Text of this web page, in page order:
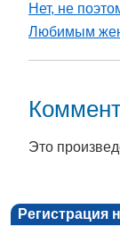
Нет, не
Любимым
Это
Регистрация